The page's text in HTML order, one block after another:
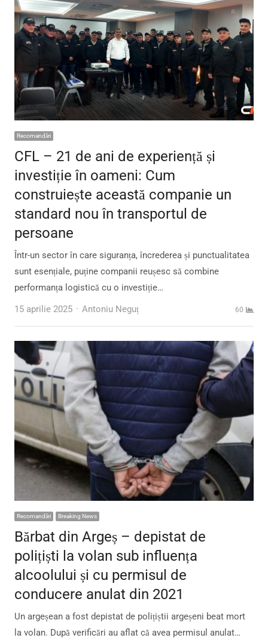
Recomandări
CFL – 21 de ani de experiență și
investiție în oameni: Cum
construiește această companie un
standard nou în transportul de
persoane
Într-un sector în care siguranța, încrederea și punctualitatea
sunt esențiale, puține companii reușesc să combine
performanța logistică cu o investiție…
15 aprilie 2025
Author
Antoniu Neguț 60
Recomandări Breaking News
Bărbat din Argeș – depistat de
polițiști la volan sub influența
alcoolului și cu permisul de
conducere anulat din 2021
Un argeșean a fost depistat de polițiștii argeșeni beat mort
la volan. După verificări au aflat că avea permisul anulat…